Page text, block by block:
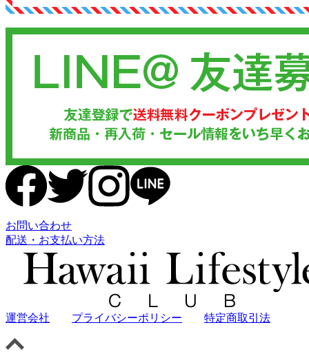
お問い合わせ
配送・お支払い方法
運営会社 プライバシーポリシー 特定商取引法